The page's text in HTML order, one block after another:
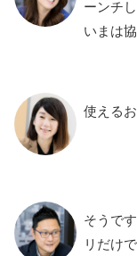
ーンチ
いまは
使える
そうで
リだけ